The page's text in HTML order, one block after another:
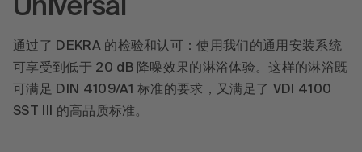
Universal
通过了 DEKRA 的检验和认可：使用我们的通用安装系统
可享受到低于 20 dB 降噪效果的淋浴体验。这样的淋浴既
可满足 DIN 4109/A1 标准的要求，又满足了 VDI 4100
SST III 的高品质标准。